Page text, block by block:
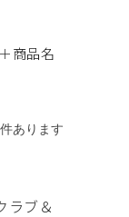
商品名
件あります
ラブ＆